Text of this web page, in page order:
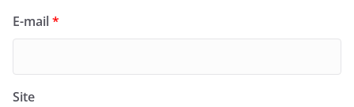
E-mail*
Site